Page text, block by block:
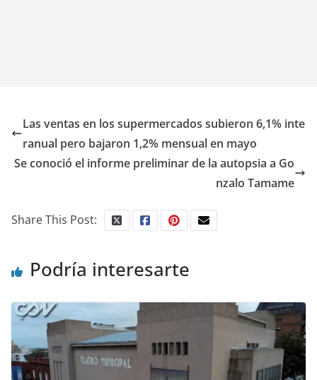
Las ventas en los supermercados subieron 6,1% inte
ranual pero bajaron 1,2% mensual en mayo
Se conoció el informe preliminar de la autopsia a Go
nzalo Tamame
Share This Post:
Podría interesarte